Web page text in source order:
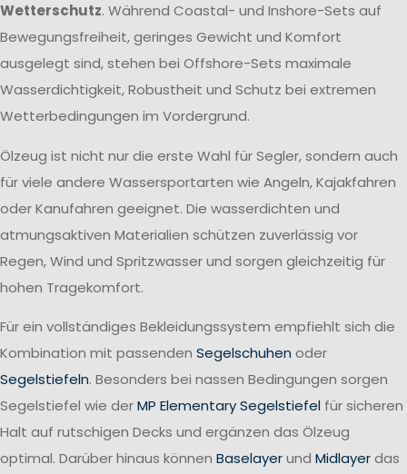
Wetterschutz. Während Coastal- und Inshore-Sets auf
Bewegungsfreiheit, geringes Gewicht und Komfort
ausgelegt sind, stehen bei Offshore-Sets maximale
Wasserdichtigkeit, Robustheit und Schutz bei extremen
Wetterbedingungen im Vordergrund.
Ölzeug ist nicht nur die erste Wahl für Segler, sondern auch
für viele andere Wassersportarten wie Angeln, Kajakfahren
oder Kanufahren geeignet. Die wasserdichten und
atmungsaktiven Materialien schützen zuverlässig vor
Regen, Wind und Spritzwasser und sorgen gleichzeitig für
hohen Tragekomfort.
Für ein vollständiges Bekleidungssystem empfiehlt sich die
Kombination mit passenden Segelschuhen oder
Segelstiefeln. Besonders bei nassen Bedingungen sorgen
Segelstiefel wie derMP Elementary Segelstiefel für sicheren
Halt auf rutschigen Decks und ergänzen das Ölzeug
optimal. Darüber hinaus können Baselayerund Midlayerdas